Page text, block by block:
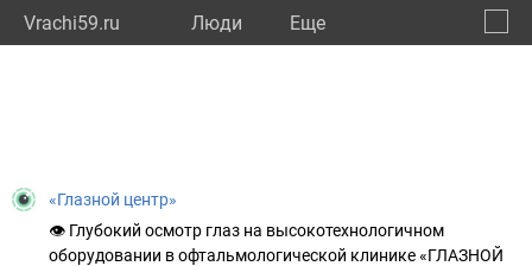
Vrachi59.ru Люди Eще
«Глазной центр»
👁️ Глубокий осмотр глаз на высокотехнологичном
оборудовании в офтальмологической клинике «ГЛАЗНОЙ